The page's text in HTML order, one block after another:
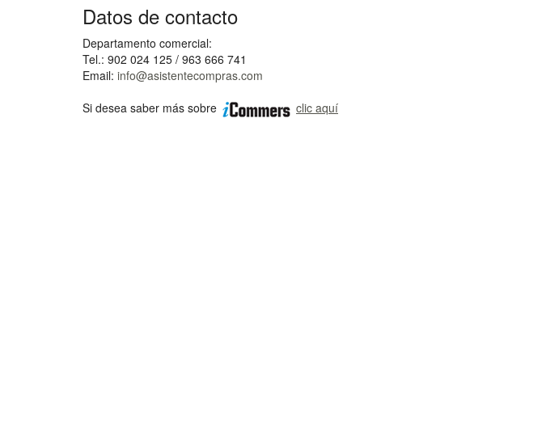
Datos de contacto
Departamento comercial:
Tel.: 902 024 125 / 963 666 741
Email: info@asistentecompras.com
Si desea saber más sobre
clic aquí